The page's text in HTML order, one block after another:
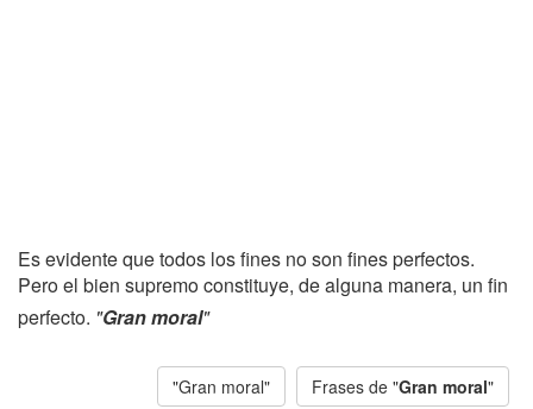
Es evidente que todos los fines no son fines perfectos.
Pero el bien supremo constituye, de alguna manera, un fin
perfecto. "Gran moral"
"Gran moral" Frases de "Gran moral"